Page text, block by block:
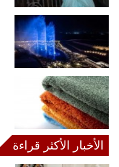
الأخبار الأكثر قراءة